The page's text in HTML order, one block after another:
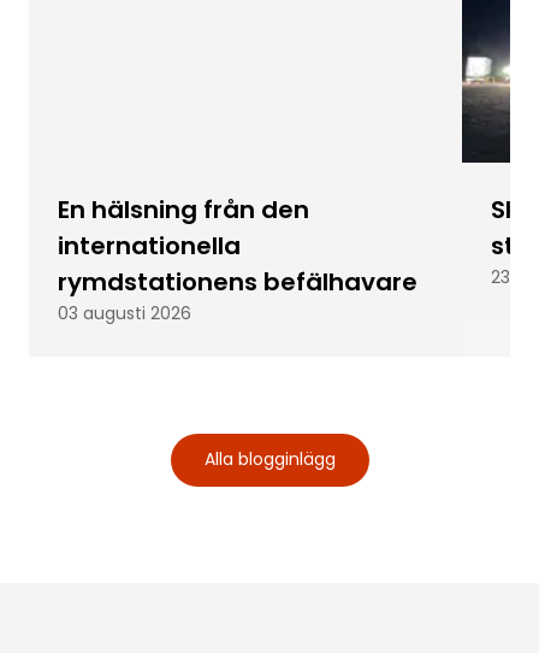
En hälsning från den
internationella
rymdstationens befälhavare
03 augusti 2026
23
Alla blogginlägg